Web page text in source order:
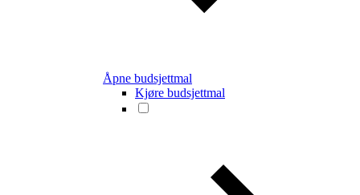
Åpne budsjettmal
Kjøre budsjettmal